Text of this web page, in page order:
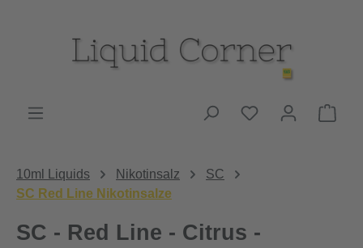
Du hast 0
10ml Liquids Nikotinsalz
SC
SC Red Line Nikotinsalze
SC - Red Line - Citrus -